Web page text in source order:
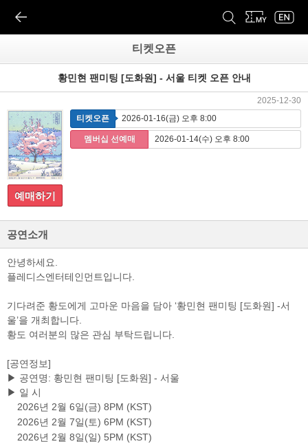
티켓오픈
황민현 팬미팅 [도화원] - 서울 티켓 오픈 안내
2025-12-30
예매하기
티켓오픈 2026-01-16(금) 오후 8:00
멤버십 선예매 2026-01-14(수) 오후 8:00
공연소개
안녕하세요.
플레디스엔터테인먼트입니다.
기다려준 황도에게 고마운 마음을 담아 ‘황민현 팬미팅 [도화원] -서
울’을 개최합니다.
황도 여러분의 많은 관심 부탁드립니다.
[공연정보]
▶ 공연명: 황민현 팬미팅 [도화원] - 서울
▶ 일 시
2026년 2월 6일(금) 8PM (KST)
2026년 2월 7일(토) 6PM (KST)
2026년 2월 8일(일) 5PM (KST)